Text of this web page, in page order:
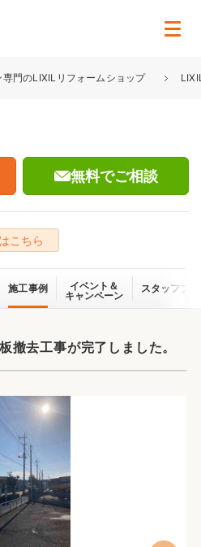
門のLIXILリフォームショップ
無料でご相談
こちら
施工事例
イベント＆
キャンペーン
スタッフブ
撤去工事が完了しました。